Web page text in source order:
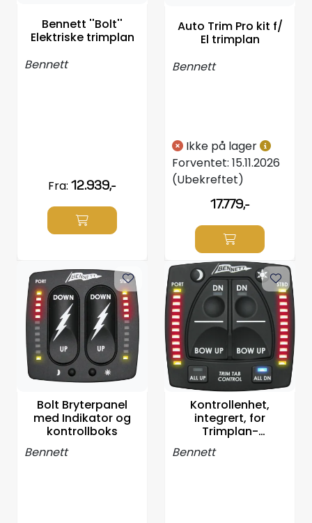
Bennett ''Bolt''
Elektriske trimplan
Bennett
Fra: 12.939,-
Auto Trim Pro kit f/
El trimplan
Bennett
Ikke på lager
Forventet: 15.11.2026
(Ubekreftet)
17.779,-
Bolt Bryterpanel
med Indikator og
kontrollboks
Bennett
Kontrollenhet,
integrert, for
Trimplan-
styreposisjon - OBI
Bennett
Brannslukkere
Motordeler
Propeller
Servicesett
Outlet